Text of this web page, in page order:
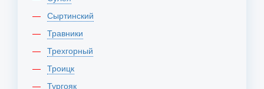
Сыртинский
Травники
Трехгорный
Троицк
Тургояк